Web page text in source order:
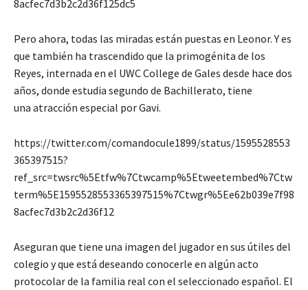
8acfec7d3b2c2d36f125dc5
Pero ahora, todas las miradas están puestas en Leonor. Y es
que también ha trascendido que la primogénita de los
Reyes, internada en el UWC College de Gales desde hace dos
años, donde estudia segundo de Bachillerato, tiene
una atracción especial por Gavi.
https://twitter.com/comandocule1899/status/1595528553
365397515?
ref_src=twsrc%5Etfw%7Ctwcamp%5Etweetembed%7Ctw
term%5E1595528553365397515%7Ctwgr%5Ee62b039e7f98
8acfec7d3b2c2d36f12
Aseguran que tiene una imagen del jugador en sus útiles del
colegio y que está deseando conocerle en algún acto
protocolar de la familia real con el seleccionado español. El